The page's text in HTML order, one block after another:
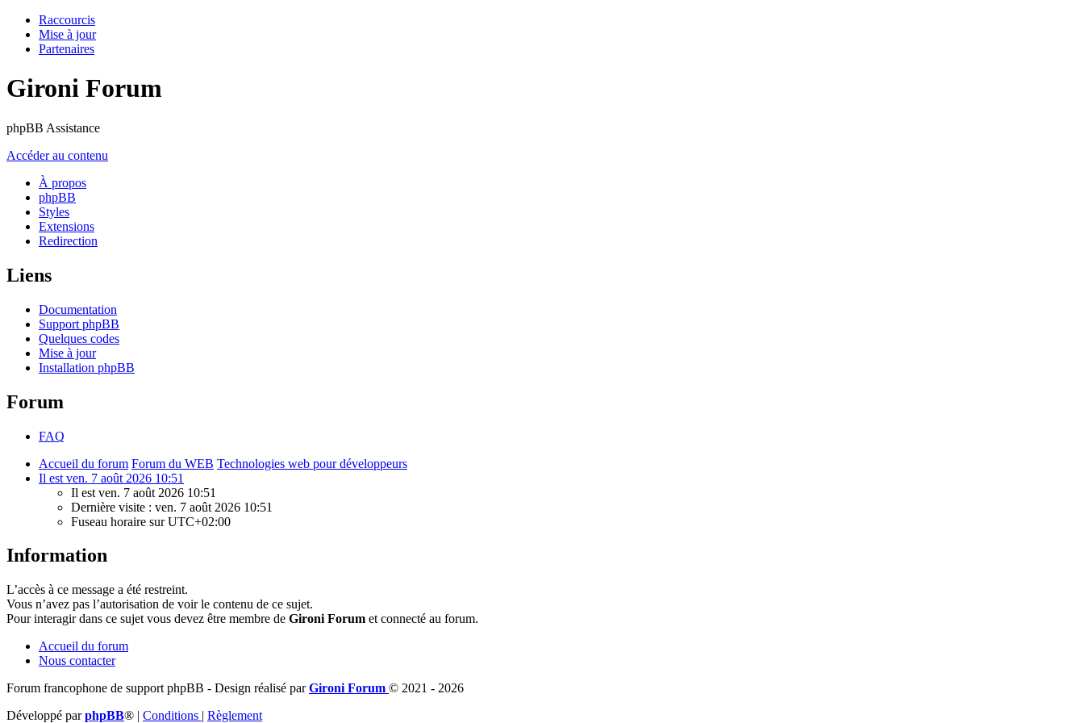
Raccourcis
Mise à jour
Partenaires
Gironi Forum
phpBB Assistance
Accéder au contenu
À propos
phpBB
Styles
Extensions
Redirection
Liens
Documentation
Support phpBB
Quelques codes
Mise à jour
Installation phpBB
Forum
FAQ
Accueil du forum Forum du WEB Technologies web pour développeurs
Il est ven. 7 août 2026 10:51
Il est ven. 7 août 2026 10:51
Dernière visite : ven. 7 août 2026 10:51
Fuseau horaire surUTC+02:00
Information
L’accès à ce message a été restreint.
Vous n’avez pas l’autorisation de voir le contenu de ce sujet.
Pour interagir dans ce sujet vous devez être membre de Gironi Forum et connecté au forum.
Accueil du forum
Nous contacter
Forum francophone de support phpBB - Design réalisé parGironi Forum © 2021 - 2026
Développé parphpBB® | Conditions | Règlement